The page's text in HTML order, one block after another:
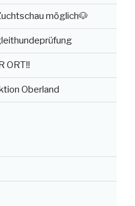
möglich🐶
ORT‼️
Oberland